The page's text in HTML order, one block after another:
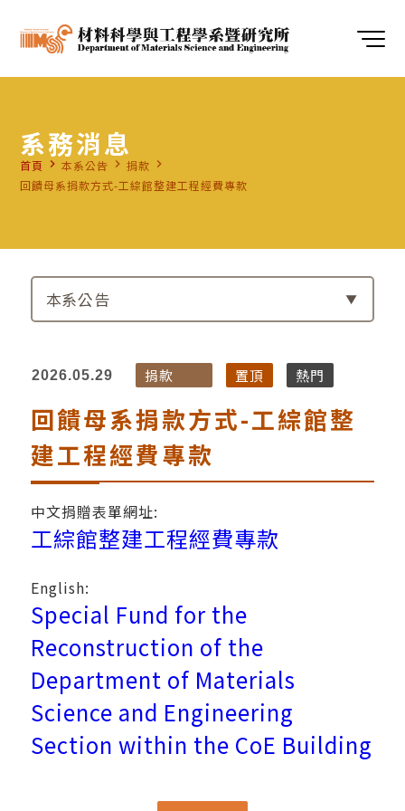
系務消息
首頁 navigate_next 本系公告 navigate_next 捐款 navigate_next
回饋母系捐款方式-工綜館整建工程經費專款
本系公告
2026.05.29 捐款 置頂 熱門
回饋母系捐款方式-工綜館整
建工程經費專款
中文捐贈表單網址:
工綜館整建工程經費專款
English:
Special Fund for the
Reconstruction of the
Department of Materials
Science and Engineering
Section within the CoE Building